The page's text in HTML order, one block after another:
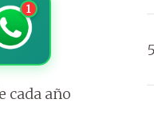
1
cada año